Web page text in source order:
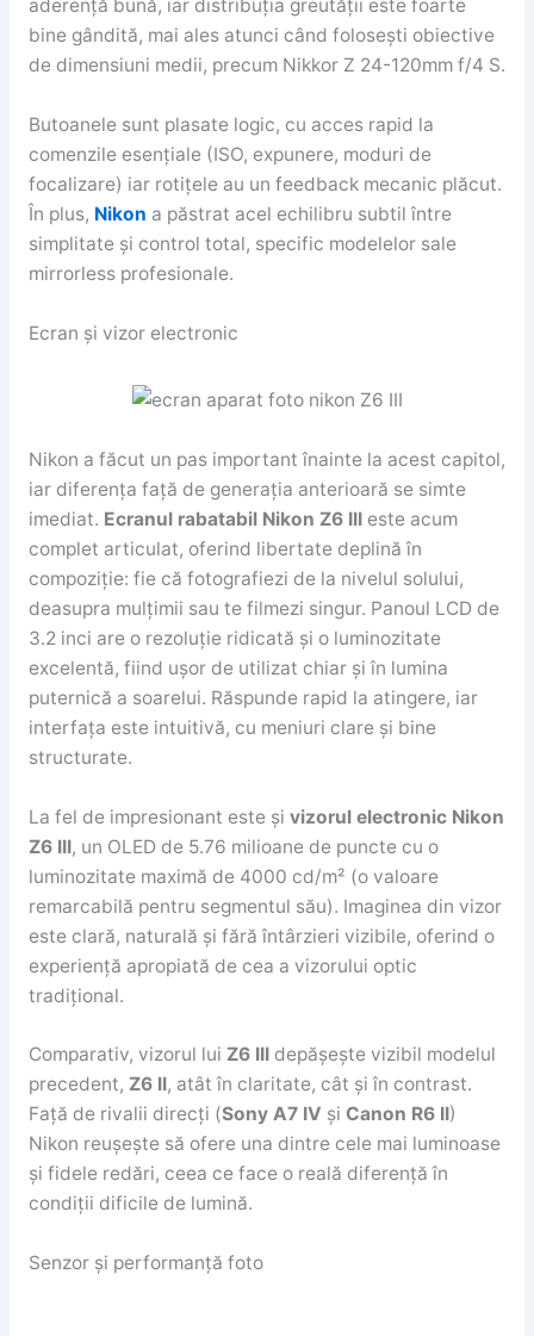
aderență bună, iar distribuția greutății este foarte
bine gândită, mai ales atunci când folosești obiective
de dimensiuni medii, precum Nikkor Z 24-120mm f/4 S.
Butoanele sunt plasate logic, cu acces rapid la
comenzile esențiale (ISO, expunere, moduri de
focalizare) iar rotițele au un feedback mecanic plăcut.
În plus, Nikon a păstrat acel echilibru subtil între
simplitate și control total, specific modelelor sale
mirrorless profesionale.
Ecran și vizor electronic
Nikon a făcut un pas important înainte la acest capitol,
iar diferența față de generația anterioară se simte
imediat. Ecranul rabatabil Nikon Z6 IIIeste acum
complet articulat, oferind libertate deplină în
compoziție: fie că fotografiezi de la nivelul solului,
deasupra mulțimii sau te filmezi singur. Panoul LCD de
3.2 inci are o rezoluție ridicată și o luminozitate
excelentă, fiind ușor de utilizat chiar și în lumina
puternică a soarelui. Răspunde rapid la atingere, iar
interfața este intuitivă, cu meniuri clare și bine
structurate.
La fel de impresionant este și vizorul electronic Nikon
Z6 III, un OLED de 5.76 milioane de puncte cu o
luminozitate maximă de 4000 cd/m² (o valoare
remarcabilă pentru segmentul său). Imaginea din vizor
este clară, naturală și fără întârzieri vizibile, oferind o
experiență apropiată de cea a vizorului optic
tradițional.
Comparativ, vizorul lui Z6 IIIdepășește vizibil modelul
precedent, Z6 II, atât în claritate, cât și în contrast.
Față de rivalii direcți (Sony A7 IV și Canon R6 II)
Nikon reușește să ofere una dintre cele mai luminoase
și fidele redări, ceea ce face o reală diferență în
condiții dificile de lumină.
Senzor și performanță foto